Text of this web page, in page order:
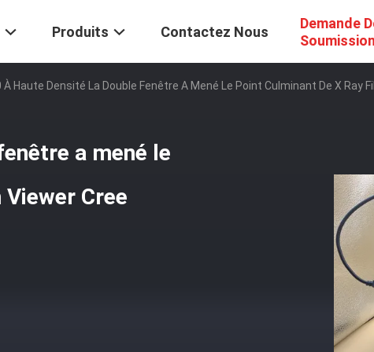
Produits Contactez Nous
Demande
Soumission
À Haute Densité La Double Fenêtre A Mené Le Point Culminant De X Ray
a mené le
Cree